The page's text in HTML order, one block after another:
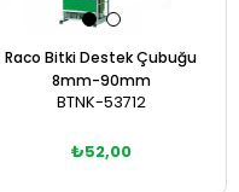
Raco Bitki Destek Çubuğu
8mm-90mm
BTNK-53712
₺52,00